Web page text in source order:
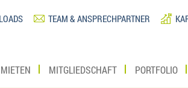
TEAM & ANSPRECHPARTNER
MIETEN MITGLIEDSCHAFT PORTFOLIO